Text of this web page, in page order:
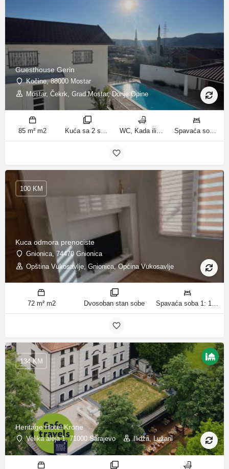
Guesthouse Gerin
Kočine, 88000 Mostar
Mostar, Čekrk, Grad Mostar, Donje Opine
85 m² m2 Kuća sa 2 spavaće sobe sobe WC, Kada ili tuš kupatila Spavaća soba 1: 1 francuski bračni krevet | Spavaća soba 2: 3 kreveta za jednu osobu | Dnevni boravak: 1 kauč na razvlačenje ležaja
Kuca odmora prenociste
Gnionica, 74470 Gnionica
Opština Vukosavlje, Gnionica, Općina Vukosavlje
100 KM
72 m² m2 Dvosoban stan sobe Spavaća soba 1: 1 francuski bračni krevet | Spavaća soba 2: 1 krevet za jednu osobu | Dnevni boravak: 1 kauč na razvlačenje ležaja
Heritage Hotel Krone
Velika aleja 1, 71000 Sarajevo Ilidža, Lužani
134 KM